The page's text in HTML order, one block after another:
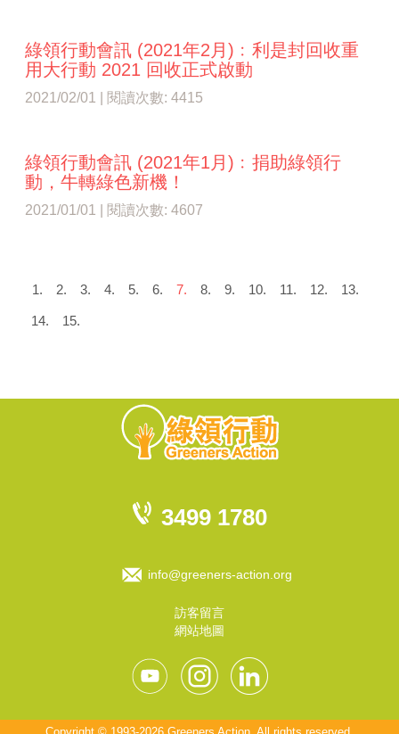
綠領行動會訊 (2021年2月)﹕利是封回收重
用大行動 2021 回收正式啟動
2021/02/01 | 閱讀次數: 4415
綠領行動會訊 (2021年1月)﹕捐助綠領行
動，牛轉綠色新機！
2021/01/01 | 閱讀次數: 4607
1. 2. 3. 4. 5. 6. 7. 8. 9. 10. 11. 12. 13.
14. 15.
3499 1780
info@greeners-action.org
訪客留言
網站地圖